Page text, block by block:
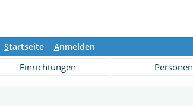
Startseite Anmelden
Einrichtungen Personen